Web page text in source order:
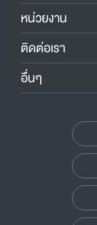
หน่วยงาน
ติดต่อเรา
อื่นๆ